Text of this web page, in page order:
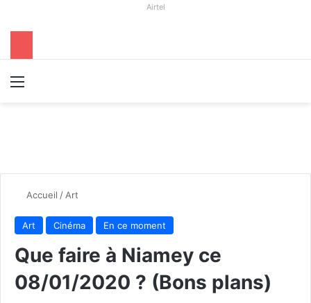
Airtel
Accueil /Art
Art Cinéma En ce moment
Que faire à Niamey ce
08/01/2020 ? (Bons plans)